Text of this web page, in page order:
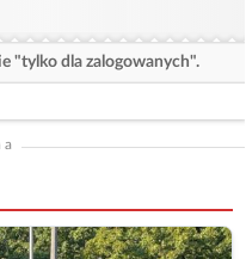
"tylko dla zalogowanych".